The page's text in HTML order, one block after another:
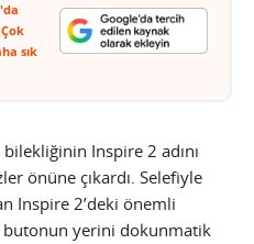
sık
Inspire 2 adını
önüne çıkardı. Selefiyle
Inspire 2’deki önemli
yerini dokunmatik